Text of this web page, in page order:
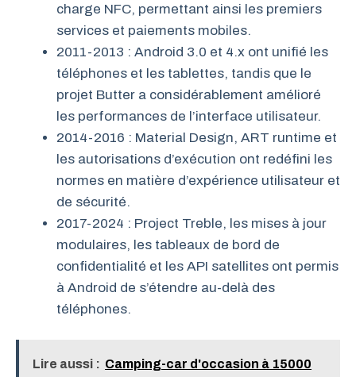
charge NFC, permettant ainsi les premiers
services et paiements mobiles.
2011-2013 : Android 3.0 et 4.x ont unifié les
téléphones et les tablettes, tandis que le
projet Butter a considérablement amélioré
les performances de l’interface utilisateur.
2014-2016 : Material Design, ART runtime et
les autorisations d’exécution ont redéfini les
normes en matière d’expérience utilisateur et
de sécurité.
2017-2024 : Project Treble, les mises à jour
modulaires, les tableaux de bord de
confidentialité et les API satellites ont permis
à Android de s’étendre au-delà des
téléphones.
Lire aussi : Camping-car d'occasion à 15000